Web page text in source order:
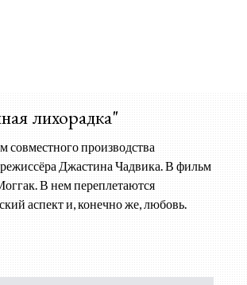
лихорадка"
производства
Джастина Чадвика. В фильм
В нем переплетаются
аспект и, конечно же, любовь.